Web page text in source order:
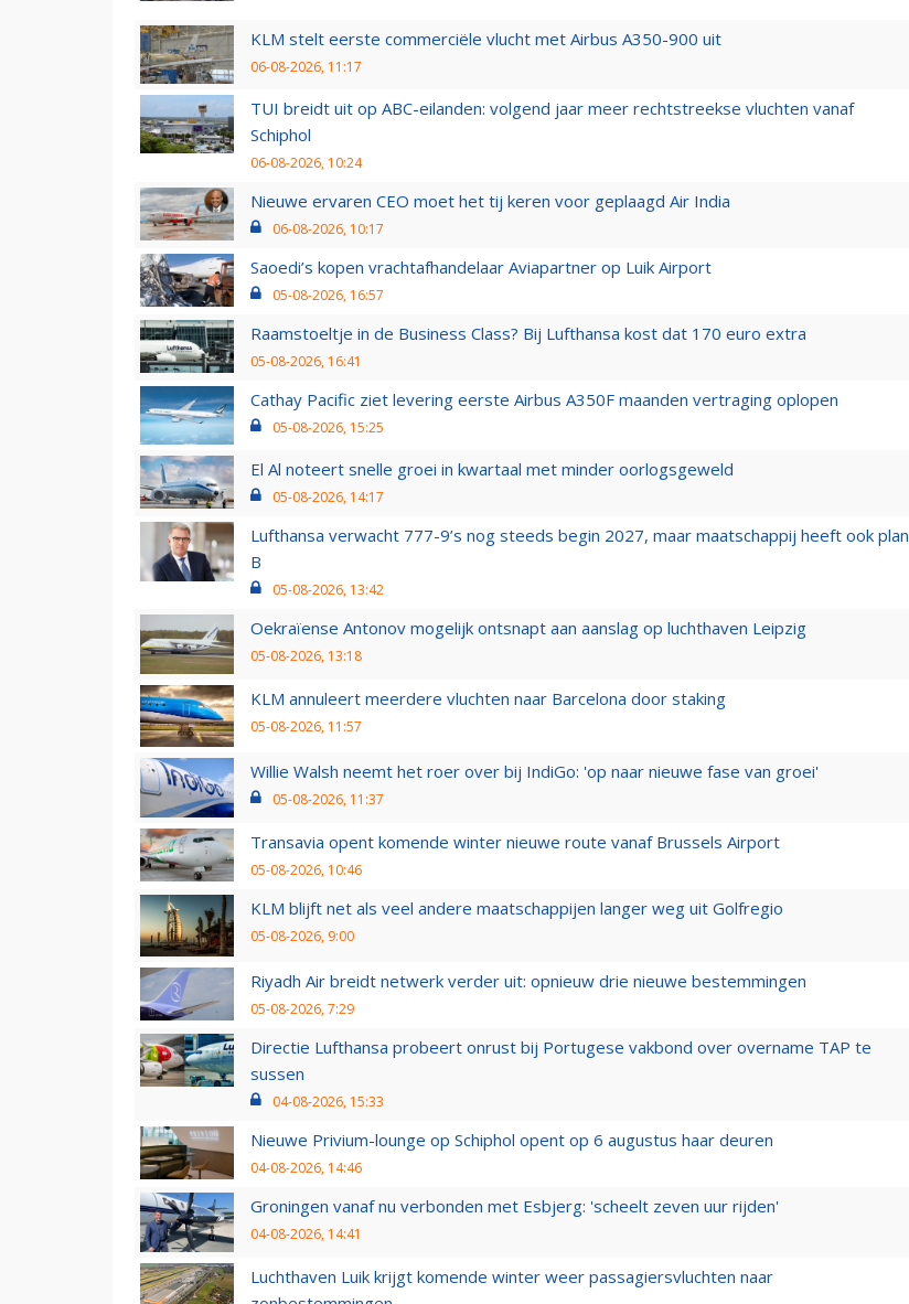
KLM stelt eerste commerciële vlucht met Airbus A350-900 uit
06-08-2026, 11:17
TUI breidt uit op ABC-eilanden: volgend jaar meer rechtstreekse vluchten vanaf
Schiphol
06-08-2026, 10:24
Nieuwe ervaren CEO moet het tij keren voor geplaagd Air India
06-08-2026, 10:17
Saoedi’s kopen vrachtafhandelaar Aviapartner op Luik Airport
05-08-2026, 16:57
Raamstoeltje in de Business Class? Bij Lufthansa kost dat 170 euro extra
05-08-2026, 16:41
Cathay Pacific ziet levering eerste Airbus A350F maanden vertraging oplopen
05-08-2026, 15:25
El Al noteert snelle groei in kwartaal met minder oorlogsgeweld
05-08-2026, 14:17
Lufthansa verwacht 777-9’s nog steeds begin 2027, maar maatschappij heeft ook plan
B
05-08-2026, 13:42
Oekraïense Antonov mogelijk ontsnapt aan aanslag op luchthaven Leipzig
05-08-2026, 13:18
KLM annuleert meerdere vluchten naar Barcelona door staking
05-08-2026, 11:57
Willie Walsh neemt het roer over bij IndiGo: 'op naar nieuwe fase van groei'
05-08-2026, 11:37
Transavia opent komende winter nieuwe route vanaf Brussels Airport
05-08-2026, 10:46
KLM blijft net als veel andere maatschappijen langer weg uit Golfregio
05-08-2026, 9:00
Riyadh Air breidt netwerk verder uit: opnieuw drie nieuwe bestemmingen
05-08-2026, 7:29
Directie Lufthansa probeert onrust bij Portugese vakbond over overname TAP te
sussen
04-08-2026, 15:33
Nieuwe Privium-lounge op Schiphol opent op 6 augustus haar deuren
04-08-2026, 14:46
Groningen vanaf nu verbonden met Esbjerg: 'scheelt zeven uur rijden'
04-08-2026, 14:41
Luchthaven Luik krijgt komende winter weer passagiersvluchten naar